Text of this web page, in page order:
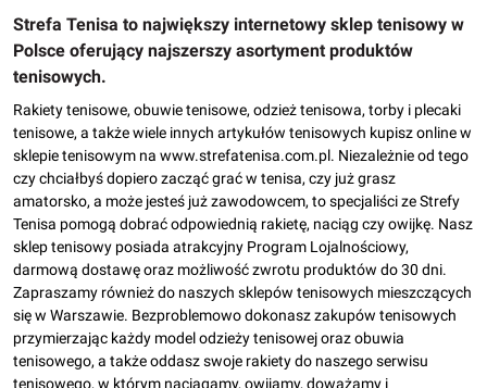
Strefa Tenisa to największy internetowy sklep tenisowy w
Polsce oferujący najszerszy asortyment produktów
tenisowych.
Rakiety tenisowe, obuwie tenisowe, odzież tenisowa, torby i plecaki
tenisowe, a także wiele innych artykułów tenisowych kupisz online w
sklepie tenisowym na www.strefatenisa.com.pl. Niezależnie od tego
czy chciałbyś dopiero zacząć grać w tenisa, czy już grasz
amatorsko, a może jesteś już zawodowcem, to specjaliści ze Strefy
Tenisa pomogą dobrać odpowiednią rakietę, naciąg czy owijkę. Nasz
sklep tenisowy posiada atrakcyjny Program Lojalnościowy,
darmową dostawę oraz możliwość zwrotu produktów do 30 dni.
Zapraszamy również do naszych sklepów tenisowych mieszczących
się w Warszawie. Bezproblemowo dokonasz zakupów tenisowych
przymierzając każdy model odzieży tenisowej oraz obuwia
tenisowego, a także oddasz swoje rakiety do naszego serwisu
tenisowego, w którym naciągamy, owijamy, doważamy i